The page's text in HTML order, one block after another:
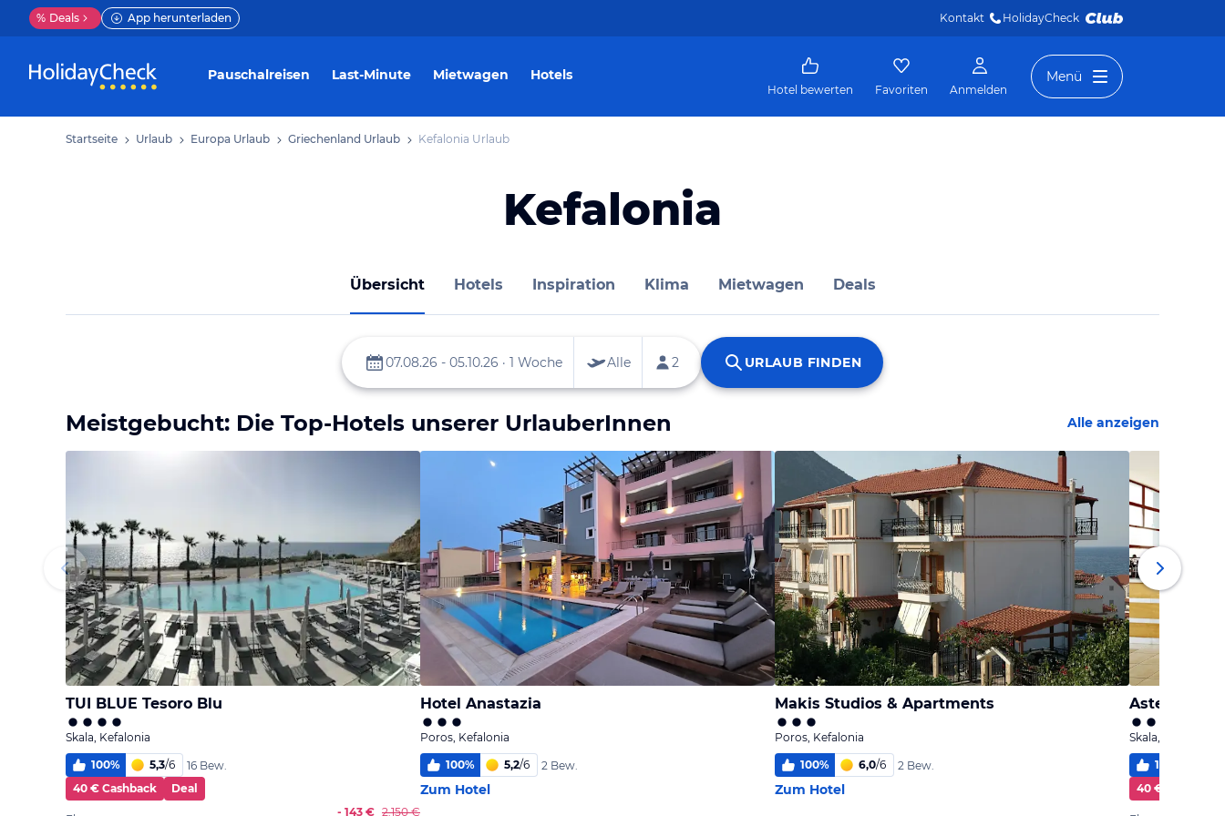
% Deals App herunterladen Kontakt HolidayCheck
Pauschalreisen Last-Minute Mietwagen Hotels
Hotel bewerten Favoriten Anmelden
Menü
Startseite Urlaub Europa Urlaub Griechenland Urlaub Kefalonia Urlaub
Kefalonia
Übersicht Hotels Inspiration Klima Mietwagen Deals
Meistgebucht: Die Top-Hotels unserer UrlauberInnen Alle anzeigen
TUI BLUE Tesoro Blu
Skala, Kefalonia
100% 5,3/6
16 Bew.
40 € Cashback
Deal
- 143 € 2.150 €
Hotel Anastazia
Poros, Kefalonia
100% 5,2/6 2 Bew.
Zum Hotel
Makis Studios & Apartments
Poros, Kefalonia
100% 6,0/6 2 Bew.
Zum Hotel
Asteris
Skala, Kefalonia
100
40 € Cashback